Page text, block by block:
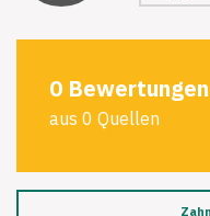
0 Bewertungen
aus 0 Quellen